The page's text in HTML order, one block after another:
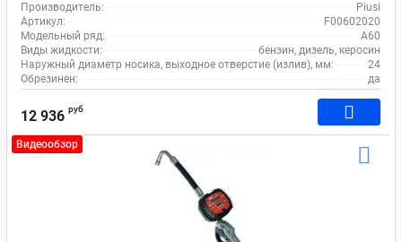
Производитель:
Piusi
Артикул:
F00602020
Модельный ряд:
A60
Виды жидкости:
бензин, дизель, керосин
Наружный диаметр носика, выходное отверстие (излив), мм:
24
Обрезинен:
да
12 936 руб
Видеообзор